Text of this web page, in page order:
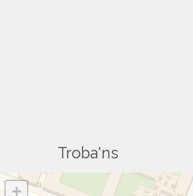
Troba'ns
+